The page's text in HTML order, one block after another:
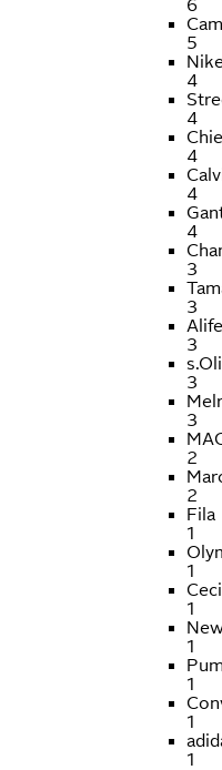
6
5
4
4
4
4
4
3
3
3
3
3
2
2
Fila
1
1
Cecil
1
1
1
1
1